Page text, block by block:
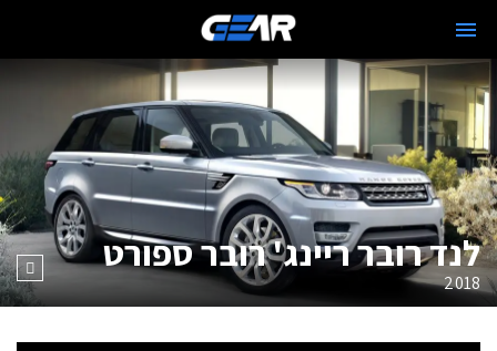
לנד רובר ריינג' רובר ספורט
2018